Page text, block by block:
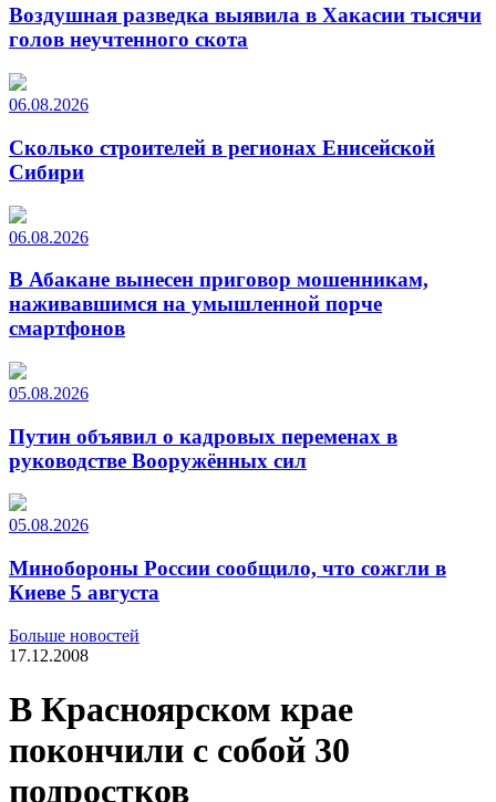
Воздушная разведка выявила в Хакасии тысячи
голов неучтенного скота
06.08.2026
Сколько строителей в регионах Енисейской
Сибири
06.08.2026
В Абакане вынесен приговор мошенникам,
наживавшимся на умышленной порче
смартфонов
05.08.2026
Путин объявил о кадровых переменах в
руководстве Вооружённых сил
05.08.2026
Минобороны России сообщило, что сожгли в
Киеве 5 августа
Больше новостей
17.12.2008
В Красноярском крае
покончили с собой 30
подростков